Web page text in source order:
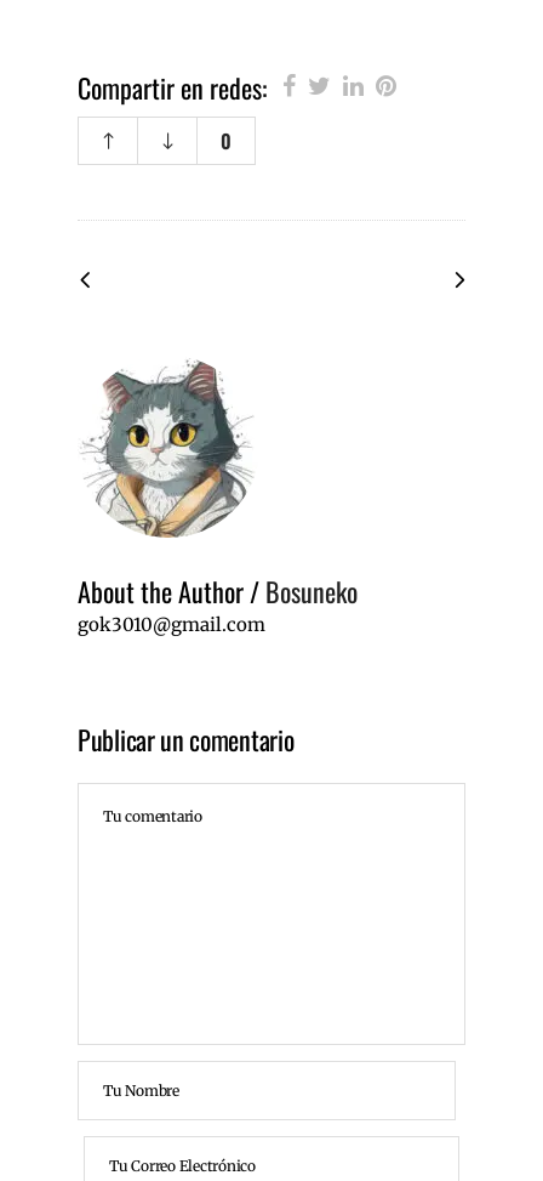
Compartir en redes:
0
About the Author/Bosuneko
gok3010@gmail.com
Publicar un comentario